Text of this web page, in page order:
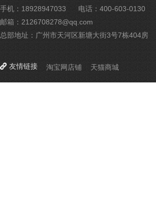
手机：18928947033
电话：400-603-0130
邮箱：2126708278@qq.com
总部地址：广州市天河区新塘大街3号7栋404房
友情链接 淘宝网店铺 天猫商城